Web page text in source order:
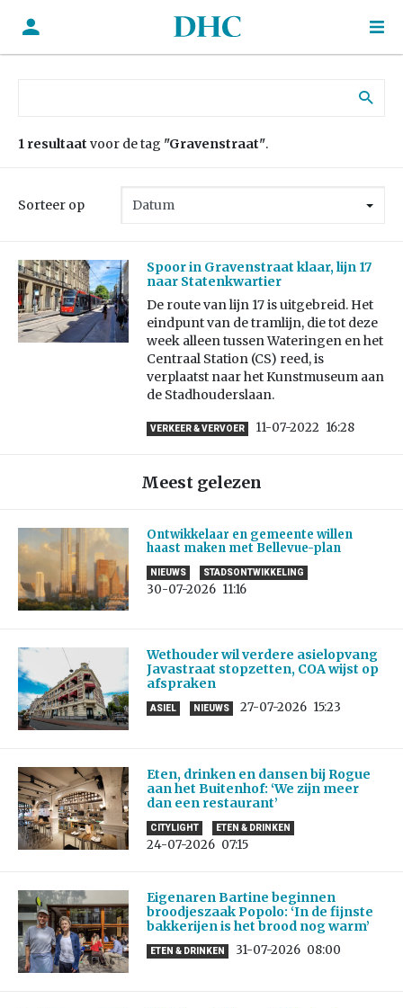
1 resultaat voor de tag "Gravenstraat".
Sorteer op
Spoor in Gravenstraat klaar, lijn 17
naar Statenkwartier
De route van lijn 17 is uitgebreid. Het
eindpunt van de tramlijn, die tot deze
week alleen tussen Wateringen en het
Centraal Station (CS) reed, is
verplaatst naar het Kunstmuseum aan
de Stadhouderslaan.
VERKEER & VERVOER 11-07-2022 16:28
Meest gelezen
Ontwikkelaar en gemeente willen
haast maken met Bellevue-plan
NIEUWS STADSONTWIKKELING
30-07-2026 11:16
Wethouder wil verdere asielopvang
Javastraat stopzetten, COA wijst op
afspraken
ASIEL NIEUWS 27-07-2026 15:23
Eten, drinken en dansen bij Rogue
aan het Buitenhof: ‘We zijn meer
dan een restaurant’
CITYLIGHT ETEN & DRINKEN
24-07-2026 07:15
Eigenaren Bartine beginnen
broodjeszaak Popolo: ‘In de fijnste
bakkerijen is het brood nog warm’
ETEN & DRINKEN 31-07-2026 08:00